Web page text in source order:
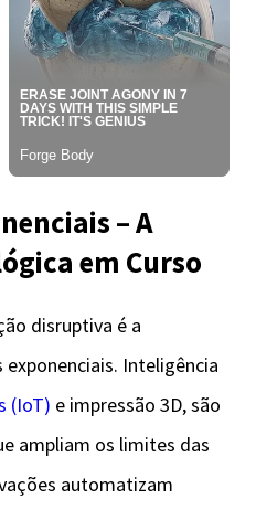
– A
em Curso
disruptiva é a
Inteligência
(IoT) e impressão 3D, são
ampliam os limites das
automatizam